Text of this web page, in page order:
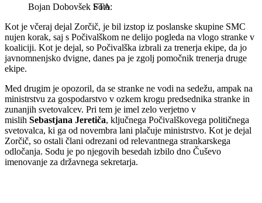
Bojan Dobovšek STA
Kot je včeraj dejal Zorčič, je bil izstop iz poslanske skupine SMC
nujen korak, saj s Počivalškom ne delijo pogleda na vlogo stranke v
koaliciji. Kot je dejal, so Počivalška izbrali za trenerja ekipe, da jo
javnomnenjsko dvigne, danes pa je zgolj pomočnik trenerja druge
ekipe.
Med drugim je opozoril, da se stranke ne vodi na sedežu, ampak na
ministrstvu za gospodarstvo v ozkem krogu predsednika stranke in
zunanjih svetovalcev. Pri tem je imel zelo verjetno v
mislih Sebastjana Jeretiča, ključnega Počivalškovega političnega
svetovalca, ki ga od novembra lani plačuje ministrstvo. Kot je dejal
Zorčič, so ostali člani odrezani od relevantnega strankarskega
odločanja. Sodu je po njegovih besedah izbilo dno Čuševo
imenovanje za državnega sekretarja.